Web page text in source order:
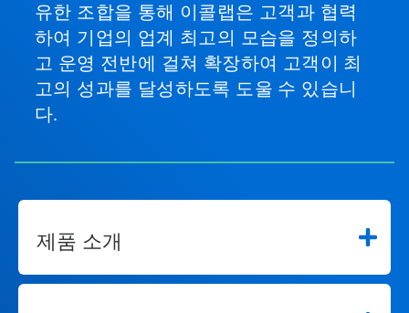
유한 조합을 통해 이콜랩은 고객과 협력
하여 기업의 업계 최고의 모습을 정의하
고 운영 전반에 걸쳐 확장하여 고객이 최
고의 성과를 달성하도록 도울 수 있습니
다.
제품 소개